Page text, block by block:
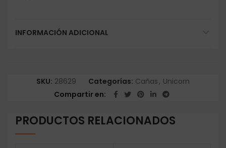
INFORMACIÓN ADICIONAL
SKU: 28629 Categorías: Cañas, Unicorn
Compartir en
PRODUCTOS RELACIONADOS